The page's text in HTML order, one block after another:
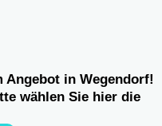
Angebot in Wegendorf!
wählen Sie hier die